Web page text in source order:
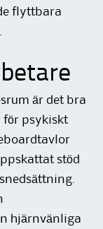
flyttbara
är det bra
för psykiskt
stöd
hjärnvänliga